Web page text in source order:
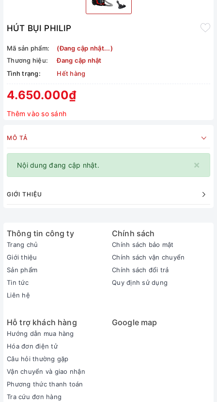
HÚT BỤI PHILIP
Mã sản phẩm:
(Đang cập nhật...)
Thương hiệu:
Đang cập nhật
Tình trạng:
Hết hàng
4.650.000₫
Thêm vào so sánh
MÔ TẢ
×
Nội dung đang cập nhật.
GIỚI THIỆU
Thông tin công ty
Trang chủ
Giới thiệu
Sản phẩm
Tin tức
Liên hệ
Chính sách
Chính sách bảo mật
Chính sách vận chuyển
Chính sách đổi trả
Quy định sử dụng
Hỗ trợ khách hàng
Hướng dẫn mua hàng
Hóa đơn điện tử
Câu hỏi thường gặp
Vận chuyển và giao nhận
Phương thức thanh toán
Tra cứu đơn hàng
Google map